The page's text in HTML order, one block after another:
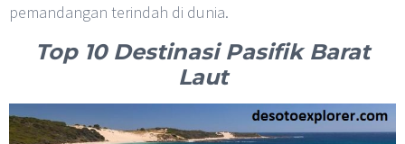
pemandangan terindah di dunia.
Top 10 Destinasi Pasifik Barat
Laut